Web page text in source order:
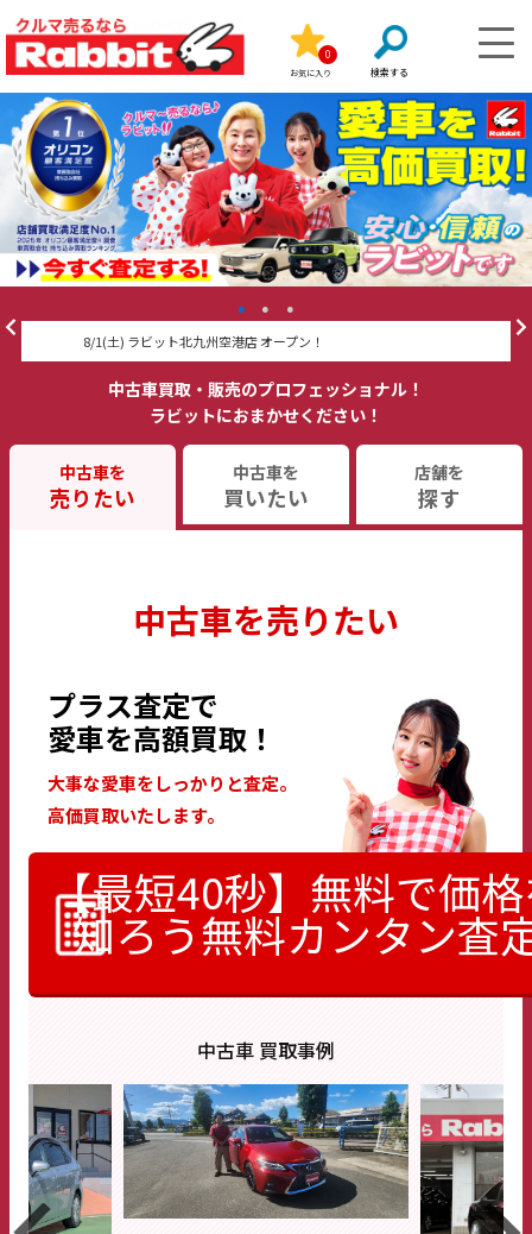
お気に入り
0
8/1(土) ラビット北九州空港店 オープン！
中古車買取・販売のプロフェッショナル！
ラビットにおまかせください！
中古車を
売りたい
中古車を
買いたい
店舗を
探す
中古車を売りたい
プラス査定で
愛車を高額買取！
大事な愛車をしっかりと査定。
高価買取いたします。
【最短40秒】無料で価
知ろう無料カンタン査
中古車 買取事例